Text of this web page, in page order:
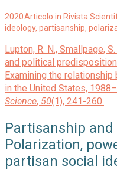
2020Articolo in Rivista
ideology, partisanship,
Lupton, R. N., Smallpage,
and political
Examining the
in the United States,
Science, 50(1), 241-260.
Partisanship
Polarization,
partisan social